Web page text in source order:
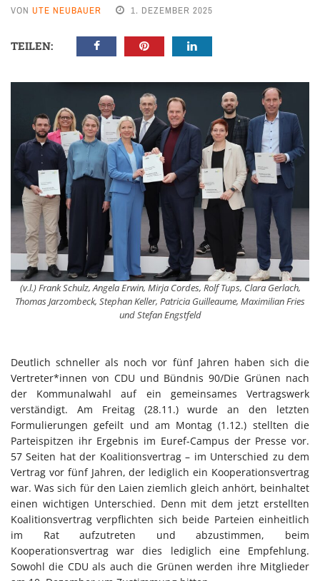
VON UTE NEUBAUER 1. DEZEMBER 2025
TEILEN:
(v.l.) Frank Schulz, Angela Erwin, Mirja Cordes, Rolf Tups, Clara Gerlach,
Thomas Jarzombeck, Stephan Keller, Patricia Guilleaume, Maximilian Fries
und Stefan Engstfeld
Deutlich schneller als noch vor fünf Jahren haben sich die
Vertreter*innen von CDU und Bündnis 90/Die Grünen nach
der Kommunalwahl auf ein gemeinsames Vertragswerk
verständigt. Am Freitag (28.11.) wurde an den letzten
Formulierungen gefeilt und am Montag (1.12.) stellten die
Parteispitzen ihr Ergebnis im Euref-Campus der Presse vor.
57 Seiten hat der Koalitionsvertrag – im Unterschied zu dem
Vertrag vor fünf Jahren, der lediglich ein Kooperationsvertrag
war. Was sich für den Laien ziemlich gleich anhört, beinhaltet
einen wichtigen Unterschied. Denn mit dem jetzt erstellten
Koalitionsvertrag verpflichten sich beide Parteien einheitlich
im Rat aufzutreten und abzustimmen, beim
Kooperationsvertrag war dies lediglich eine Empfehlung.
Sowohl die CDU als auch die Grünen werden ihre Mitglieder